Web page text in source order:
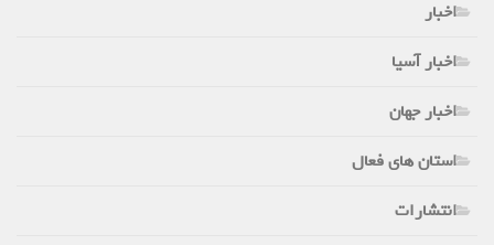
اخبار
اخبار آسیا
اخبار جهان
استان های فعال
انتشارات